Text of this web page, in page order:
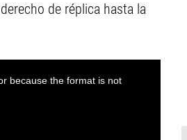
de réplica hasta la